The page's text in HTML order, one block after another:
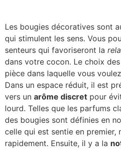
Les bougies décoratives sont
qui stimulent les sens. Vous
senteurs qui favoriseront la
dans votre cocon. Le choix
pièce dans laquelle vous
Dans un espace réduit, il est
vers un arôme discret pour
lourd. Telles que les parfums
des bougies sont définies en
celle qui est sentie en premier,
rapidement. Ensuite, il y a la